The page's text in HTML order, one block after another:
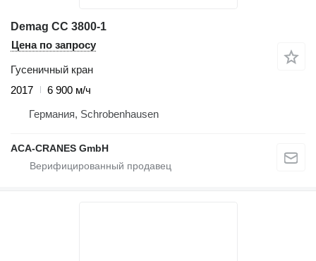
Demag CC 3800-1
Цена по запросу
Гусеничный кран
2017
6 900 м/ч
Германия, Schrobenhausen
ACA-CRANES GmbH